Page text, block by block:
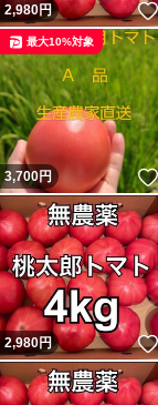
2,980円
3,700円
最大10%対象
2,980円